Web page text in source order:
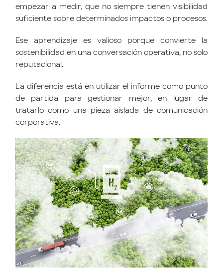
empezar a medir, que no siempre tienen visibilidad
suficiente sobre determinados impactos o procesos.
Ese aprendizaje es valioso porque convierte la
sostenibilidad en una conversación operativa, no solo
reputacional.
La diferencia está en utilizar el informe como punto
de partida para gestionar mejor, en lugar de
tratarlo como una pieza aislada de comunicación
corporativa.